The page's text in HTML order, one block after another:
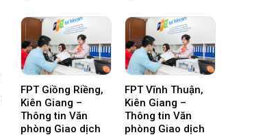
FPT Giồng Riềng,
Kiên Giang –
Thông tin Văn
phòng Giao dịch
FPT Vĩnh Thuận,
Kiên Giang –
Thông tin Văn
phòng Giao dịch